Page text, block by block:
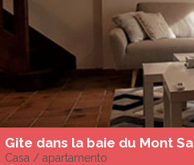
Casa / apartamento